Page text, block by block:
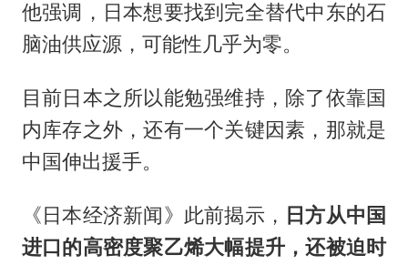
他强调，日本想要找到完全替代中东的石
脑油供应源，可能性几乎为零。
目前日本之所以能勉强维持，除了依靠国
内库存之外，还有一个关键因素，那就是
中国伸出援手。
《日本经济新闻》此前揭示， 日方从中国
进口的高密度聚乙烯大幅提升，还被迫时